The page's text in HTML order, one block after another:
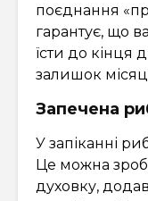
поєднання
гарантує, що
їсти до кінця
залишок
Запечена
У запіканні
Це можна
духовку,